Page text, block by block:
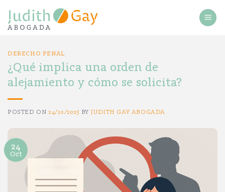
DERECHO PENAL
¿Qué implica una orden de
alejamiento y cómo se solicita?
POSTED ON 24/10/2025 BY JUDITH GAY ABOGADA
24
Oct